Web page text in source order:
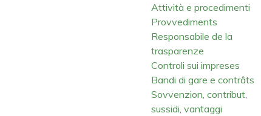
Attività e procedimenti
Provvediments
Responsabile de la
trasparenze
Controli sui impreses
Bandi di gare e contrâts
Sovvenzion, contribut,
sussidi, vantaggi